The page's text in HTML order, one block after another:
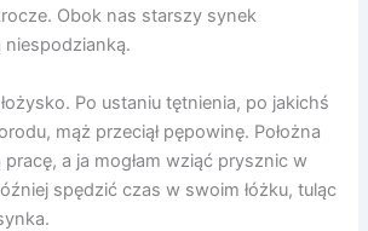
Obok nas starszy synek
Po ustaniu tętnienia, po jakichś
mąż przeciął pępowinę. Położna
a ja mogłam wziąć prysznic w
spędzić czas w swoim łóżku, tuląc